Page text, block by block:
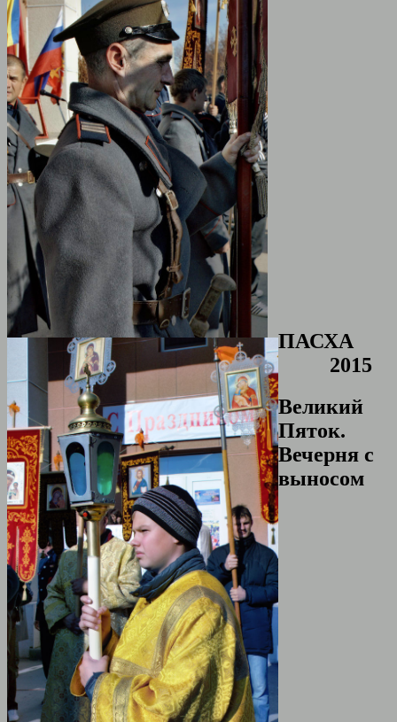
ПАСХА
2015
Великий
Пяток.
Вечерня с
выносом